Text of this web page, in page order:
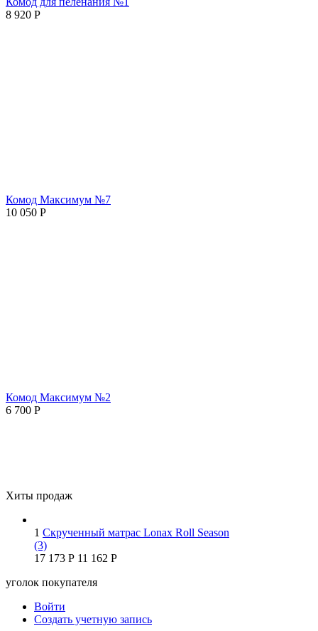
8 920 Р
Комод Максимум №7
10 050 Р
Комод Максимум №2
6 700 Р
Хиты продаж
1 Скрученный матрас Lonax Roll Season
(3)
17 173 Р 11 162 Р
уголок покупателя
Войти
Создать учетную запись